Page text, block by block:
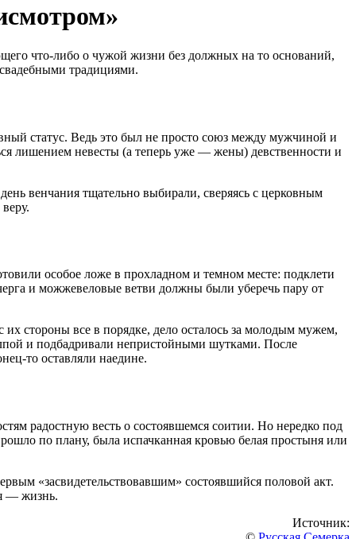
что-либо о чужой жизни без должных на то оснований,
традициями.
статус. Ведь это был не просто союз между мужчиной и
лишением невесты (а теперь уже — жены) девственности и
венчания тщательно выбирали, сверяясь с церковным
особое ложе в прохладном и темном месте: подклети
и можжевеловые ветви должны были уберечь пару от
стороны все в порядке, дело осталось за молодым мужем,
и подбадривали непристойными шутками. После
то оставляли наедине.
радостную весть о состоявшемся соитии. Но нередко под
по плану, была испачканная кровью белая простыня или
«засвидетельствовавшим» состоявшийся половой акт.
— жизнь.
Источник: